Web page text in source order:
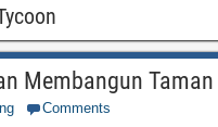
Membangun
Comments